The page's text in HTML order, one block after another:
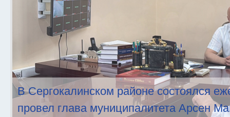
В Сергокалинском районе состоялся
провел глава муниципалитета Арсен